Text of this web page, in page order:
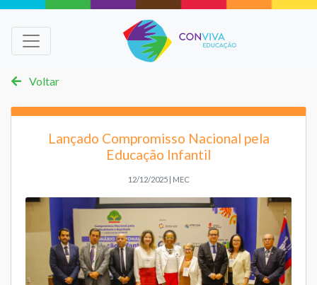
Voltar
Lançado Compromisso Nacional pela
Educação Infantil
12/12/2025 | MEC